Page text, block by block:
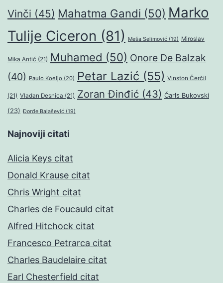
Vinči (45) Mahatma Gandi (50) Marko
Tulije Ciceron (81) Meša Selimović (19) Miroslav
Mika Antić (21) Muhamed (50) Onore De Balzak
(40) Paulo Koeljo (20) Petar Lazić (55) Vinston Čerčil
(21) Vladan Desnica (21) Zoran Đinđić (43) Čarls Bukovski
(23) Đorđe Balašević (19)
Najnoviji citati
Alicia Keys citat
Donald Krause citat
Chris Wright citat
Charles de Foucauld citat
Alfred Hitchock citat
Francesco Petrarca citat
Charles Baudelaire citat
Earl Chesterfield citat